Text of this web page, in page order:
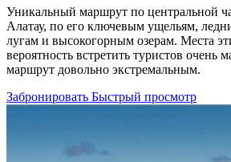
Уникальный маршрут по центральной
Алатау, по его ключевым ущельям,
лугам и высокогорным озерам. Места
вероятность встретить туристов очень
маршрут довольно экстремальным.
Забронировать Быстрый просмотр